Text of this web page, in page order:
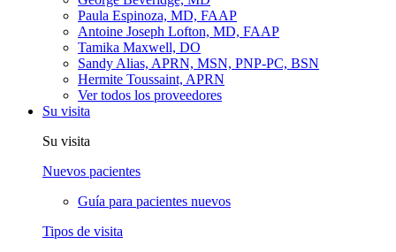
Paula Espinoza, MD, FAAP
Antoine Joseph Lofton, MD, FAAP
Tamika Maxwell, DO
Sandy Alias, APRN, MSN, PNP-PC, BSN
Hermite Toussaint, APRN
Ver todos los proveedores
Su visita
Su visita
Nuevos pacientes
Guía para pacientes nuevos
Tipos de visita